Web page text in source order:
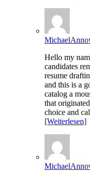
Hello my
candidates
resume
and this is a
catalog a
that
choice and
[Weiterlesen]